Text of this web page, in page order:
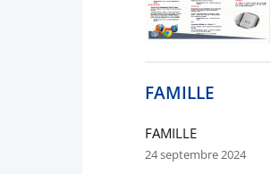
FAMILLE
FAMILLE
24 septembre 2024